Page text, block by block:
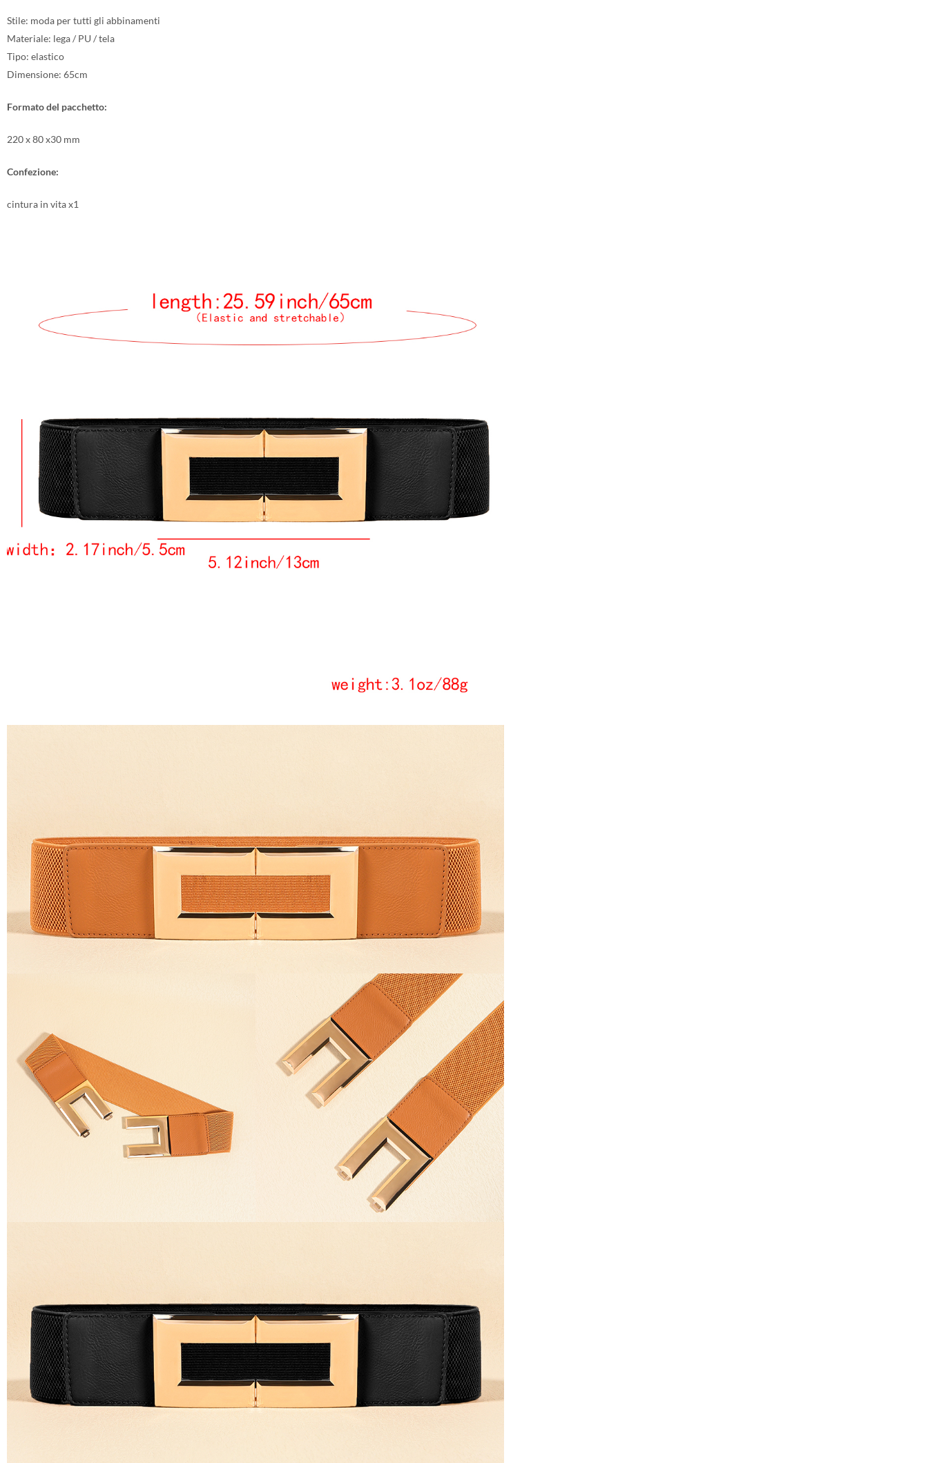
Stile: moda per tutti gli abbinamenti
Materiale: lega / PU / tela
Tipo: elastico
Dimensione: 65cm
Formato del pacchetto:
220 x 80 x30 mm
Confezione:
cintura in vita x1